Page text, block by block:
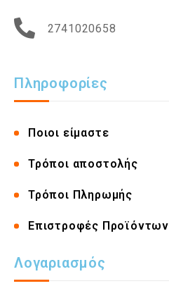
2741020658
Πληροφορίες
Ποιοι είμαστε
Τρόποι αποστολής
Τρόποι Πληρωμής
Επιστροφές Προϊόντων
Λογαριασμός